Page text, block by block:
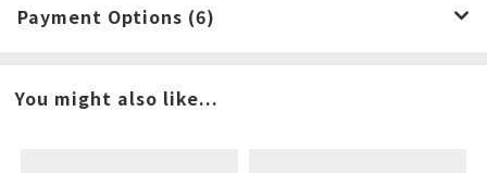
Payment Options (6)
You might also like...